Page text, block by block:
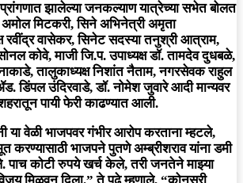
प्रांगणात झालेल्या जनकल्याण यात्रेच्या सभेत बोलत
मिटकरी, सिने अभिनेत्री अमृता
रवींद्र वासेकर, सिनेट सदस्या तनुश्री आत्राम,
सोनल कोवे, माजी जि.प. उपाध्यक्ष डॉ. तामदेव दुधबळे,
तालुकाध्यक्ष निशांत नैताम, नगरसेवक राहुल
डिंपल उंदिरवाडे, डॉ. नोमेश जुवारे आदी मान्यवर
पायी फेरी काढण्यात आली.
या वेळी भाजपवर गंभीर आरोप करताना म्हटले,
करण्यासाठी भाजपने पुतणे अम्ब्रीशराव यांना डमी
पाच कोटी रुपये खर्च केले, तरी जनतेने माझ्या